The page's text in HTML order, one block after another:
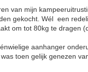
van mijn
gekocht. Wél een
om tot 80kg te dragen
aanhanger
toen gelijk genezen